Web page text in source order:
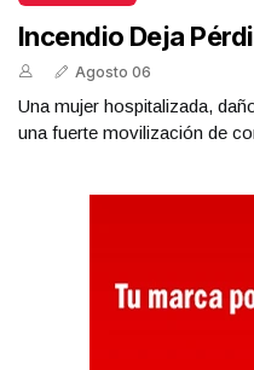
Incendio Deja
Agosto 06
Una mujer hospitalizada,
una fuerte movilización de